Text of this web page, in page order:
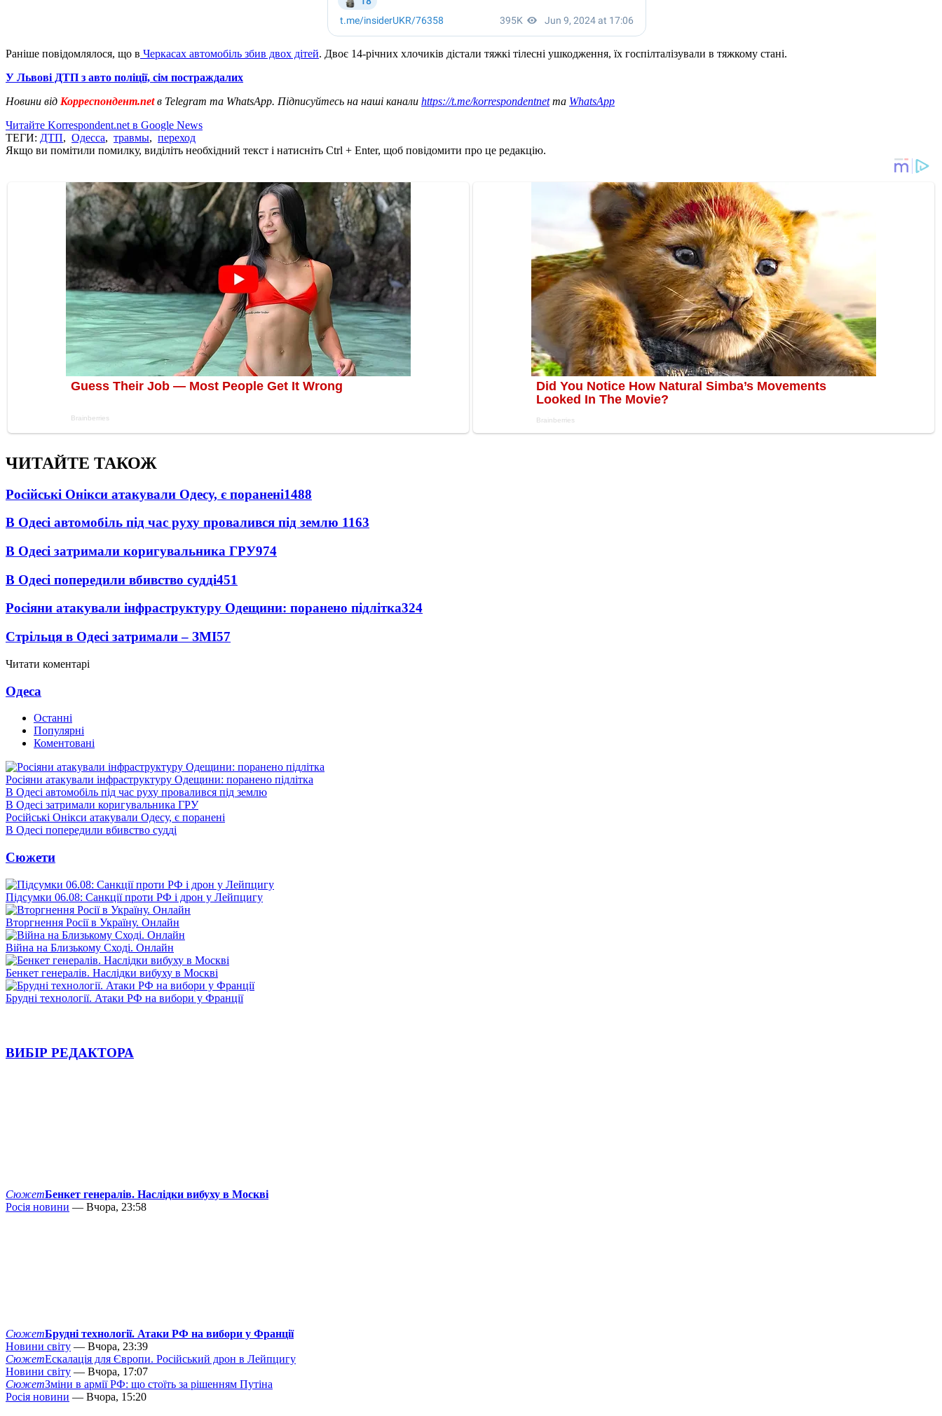
Раніше повідомлялося, що в Черкасах автомобіль збив двох дітей. Двоє 14-річних хлочиків дістали тяжкі тілесні ушкодження, їх госпілталізували в тяжкому стані.
У Львові ДТП з авто поліції, сім постраждалих
Новини від Корреспондент.netв Telegram та WhatsApp. Підписуйтесь на наші канали https://t.me/korrespondentnetта WhatsApp
Читайте Korrespondent.net в Google News
ТЕГИ: ДТП, Одесса, травмы, переход
Якщо ви помітили помилку, виділіть необхідний текст і натисніть Ctrl + Enter, щоб повідомити про це редакцію.
ЧИТАЙТЕ ТАКОЖ
Російські Онікси атакували Одесу, є поранені1488
В Одесі автомобіль під час руху провалився під землю 1163
В Одесі затримали коригувальника ГРУ974
В Одесі попередили вбивство судді451
Росіяни атакували інфраструктуру Одещини: поранено підлітка324
Стрільця в Одесі затримали – ЗМІ57
Читати коментарі
Одеса
Останні
Популярні
Коментовані
Росіяни атакували інфраструктуру Одещини: поранено підлітка
В Одесі автомобіль під час руху провалився під землю
В Одесі затримали коригувальника ГРУ
Російські Онікси атакували Одесу, є поранені
В Одесі попередили вбивство судді
Сюжети
Підсумки 06.08: Санкції проти РФ і дрон у Лейпцигу
Вторгнення Росії в Україну. Онлайн
Війна на Близькому Сході. Онлайн
Бенкет генералів. Наслідки вибуху в Москві
Брудні технології. Атаки РФ на вибори у Франції
ВИБІР РЕДАКТОРА
СюжетБенкет генералів. Наслідки вибуху в Москві
Росія новини — Вчора, 23:58
СюжетБрудні технології. Атаки РФ на вибори у Франції
Новини світу — Вчора, 23:39
СюжетЕскалація для Європи. Російський дрон в Лейпцигу
Новини світу — Вчора, 17:07
СюжетЗміни в армії РФ: що стоїть за рішенням Путіна
Росія новини — Вчора, 15:20